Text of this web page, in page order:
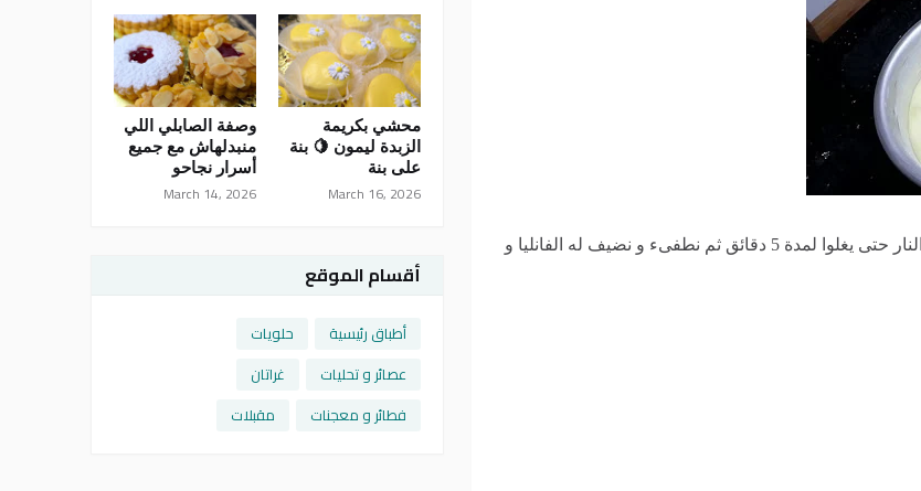
نحضر السيروا حيث نضع الماء و نضيف له السكر و نضعهم فوق النار حتى يغلوا لمدة 5 دقائق ثم نطفىء و نضيف له الفانليا و
محشي بكريمة
الزبدة ليمون 🍋 بنة
على بنة
March 16, 2026
وصفة الصابلي اللي
منبدلهاش مع جميع
أسرار نجاحو
March 14, 2026
أقسام الموقع
أطباق رئيسية
حلويات
عصائر و تحليات
غراتان
فطائر و معجنات
مقبلات